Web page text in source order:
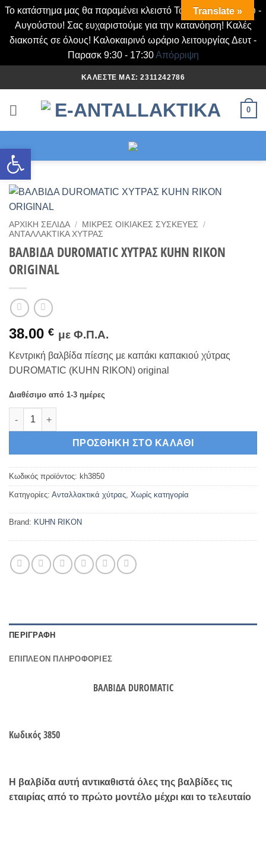
Ανοίξτε τη γραμμή εργαλείων
Το κατάστημα μας θα παραμένει κλειστό Τα Σάββατα Ιουλίου -
Αυγούστου! Σας ευχαριστούμε για την κατανόηση! Καλές
διακοπές σε όλους! Καλοκαιρινό ωράριο λειτουργίας Δευτ -
Παρασκ 9:30 - 17:30Απόρριψη
στο
περιεχόμενο
ΚΑΛΈΣΤΕ ΜΑΣ: 2311242786
0
ΑΡΧΙΚΉ ΣΕΛΊΔΑ / ΜΙΚΡΈΣ ΟΙΚΙΑΚΈΣ ΣΥΣΚΕΥΈΣ
/
ΑΝΤΑΛΛΑΚΤΙΚΆ ΧΎΤΡΑΣ
ΒΑΛΒΙΔΑ DUROMATIC ΧΥΤΡΑΣ KUHN RIKON
ORIGINAL
38.00 € με Φ.Π.Α.
Κεντρική βαλβίδα πίεσης με καπάκι καπακιού χύτρας
DUROMATIC (KUHN RIKON) original
Διαθέσιμο από 1-3 ημέρες
ΒΑΛΒΙΔΑ DUROMATIC ΧΥΤΡΑΣ KUHN RIKON ORIGINAL
ΠΡΟΣΘΉΚΗ ΣΤΟ ΚΑΛΆΘΙ
Κωδικός προϊόντος: kh3850
Κατηγορίες: Ανταλλακτικά χύτρας Χωρίς κατηγορία
Brand: KUHN RIKON
ΠΕΡΙΓΡΑΦΉ
ΕΠΙΠΛΈΟΝ ΠΛΗΡΟΦΟΡΊΕΣ
ΒΑΛΒΙΔΑ DUROMATIC
Κωδικός 3850
Η βαλβίδα αυτή αντικαθιστά όλες της βαλβίδες τις
εταιρίας από το πρώτο μοντέλο μέχρι και το τελευταίο
Translate »